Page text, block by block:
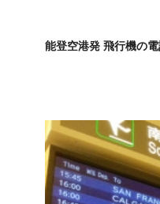
能登空港発 飛行機の